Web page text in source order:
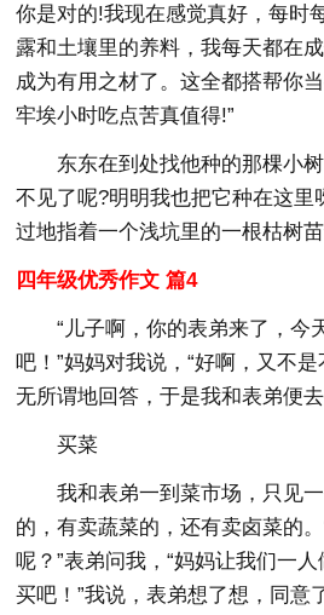
你是对的!我现在感觉真好，每时
露和土壤里的养料，我每天都在
成为有用之材了。这全都搭帮你
牢埃小时吃点苦真值得!”
东东在到处找他种的那棵小
不见了呢?明明我也把它种在这里
过地指着一个浅坑里的一根枯树
四年级优秀作文 篇4
“儿子啊，你的表弟来了，今
吧！”妈妈对我说，“好啊，又不
无所谓地回答，于是我和表弟便去
买菜
我和表弟一到菜市场，只见
的，有卖蔬菜的，还有卖卤菜的
呢？”表弟问我，“妈妈让我们一
买吧！”我说，表弟想了想，同意